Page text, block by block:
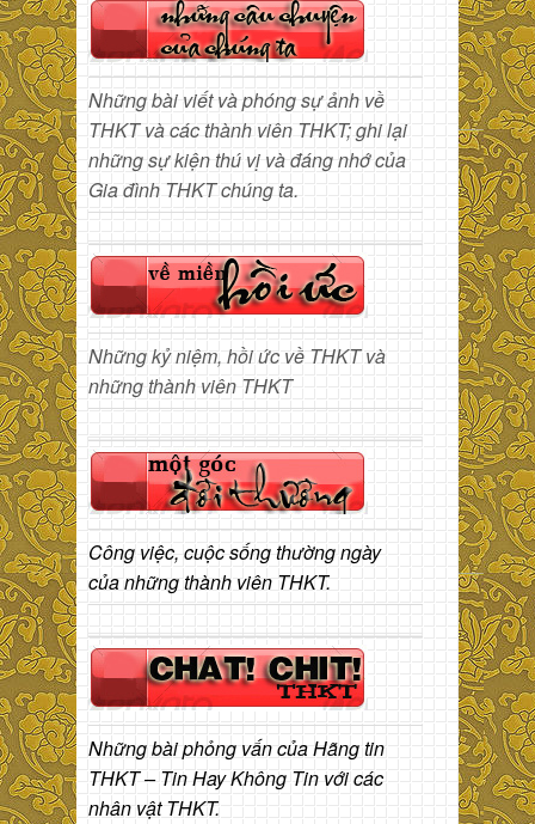
Những bài viết và phóng sự ảnh về
THKT và các thành viên THKT; ghi lại
những sự kiện thú vị và đáng nhớ của
Gia đình THKT chúng ta.
Những kỷ niệm, hồi ức về THKT và
những thành viên THKT
Công việc, cuộc sống thường ngày
của những thành viên THKT.
Những bài phỏng vấn của Hãng tin
THKT – Tin Hay Không Tin với các
nhân vật THKT.